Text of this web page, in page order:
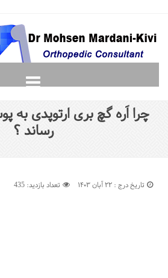
دانشجویان
چرا اَره گچ بری ارتوپدی
رساند ؟
تاریخ درج : ۲۲ آبان ۱۴۰۳ تعداد بازدید: 435